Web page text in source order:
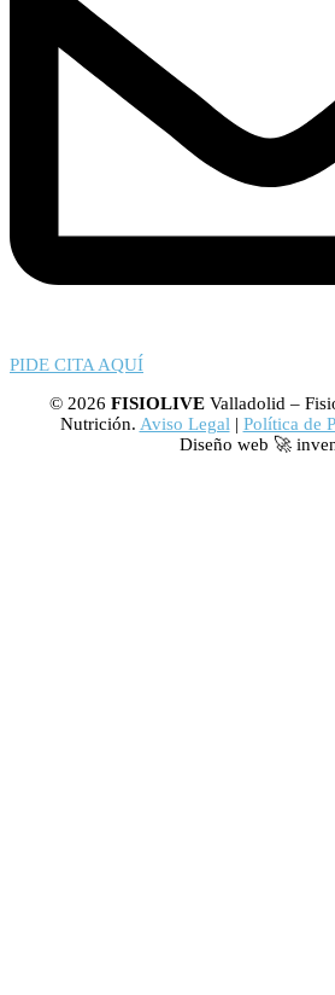
PIDE CITA AQUÍ
© 2026 FISIOLIVEValladolid –
Nutrición. Aviso Legal | Política de
Diseño web 🚀